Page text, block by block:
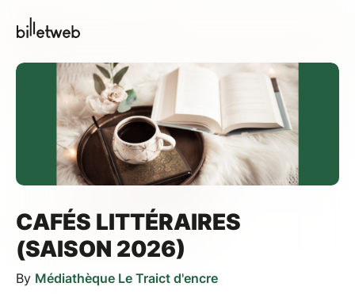
CAFÉS LITTÉRAIRES
(SAISON 2026)
By Médiathèque Le Traict d'encre